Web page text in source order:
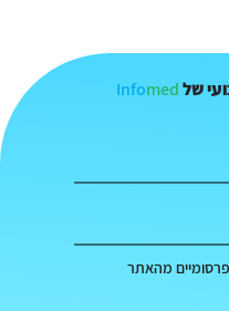
של Infomed
פרסומיים מהאתר